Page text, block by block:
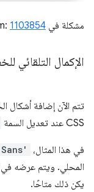
مشكلة في Chromium: 1103854
الإكمال
تتم الآن إضافة أشكال
CSS عند تعديل السمة
في هذا المثال،
يكن ذلك متاحًا.